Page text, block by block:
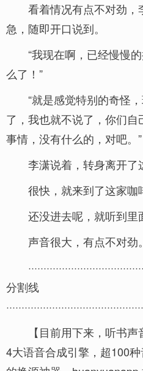
看着情况有点不对劲
急，随即开口说到。
“我现在啊，已经慢慢
么了！”
“就是感觉特别的奇怪
了，我也就不说了，你们
事情，没有什么的，对吧。”
李潇说着，转身离开了
很快，就来到了这家咖
还没进去呢，就听到里
声音很大，有点不对劲。
分割线
【目前用下来，听书
4大语音合成引擎，超100